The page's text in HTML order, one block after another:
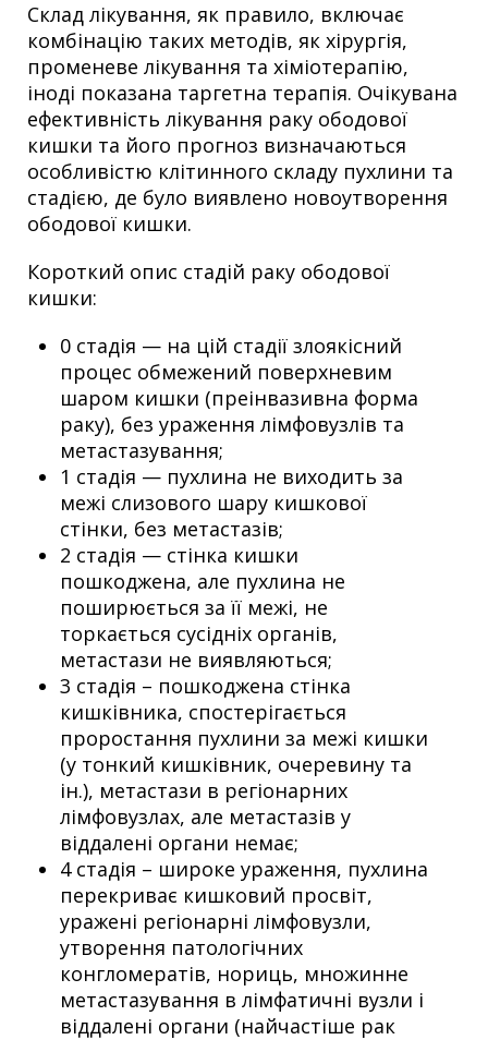
Склад лікування, як правило, включає
комбінацію таких методів, як хірургія,
променеве лікування та хіміотерапію,
іноді показана таргетна терапія. Очікувана
ефективність лікування раку ободової
кишки та його прогноз визначаються
особливістю клітинного складу пухлини та
стадією, де було виявлено новоутворення
ободової кишки.
Короткий опис стадій раку ободової
кишки:
0 стадія — на цій стадії злоякісний
процес обмежений поверхневим
шаром кишки (преінвазивна форма
раку), без ураження лімфовузлів та
метастазування;
1 стадія — пухлина не виходить за
межі слизового шару кишкової
стінки, без метастазів;
2 стадія — стінка кишки
пошкоджена, але пухлина не
поширюється за її межі, не
торкається сусідніх органів,
метастази не виявляються;
3 стадія – пошкоджена стінка
кишківника, спостерігається
проростання пухлини за межі кишки
(у тонкий кишківник, очеревину та
ін.), метастази в регіонарних
лімфовузлах, але метастазів у
віддалені органи немає;
4 стадія – широке ураження, пухлина
перекриває кишковий просвіт,
уражені регіонарні лімфовузли,
утворення патологічних
конгломератів, нориць, множинне
метастазування в лімфатичні вузли і
віддалені органи (найчастіше рак